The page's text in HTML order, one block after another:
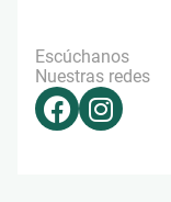
Escúchanos
Nuestras redes